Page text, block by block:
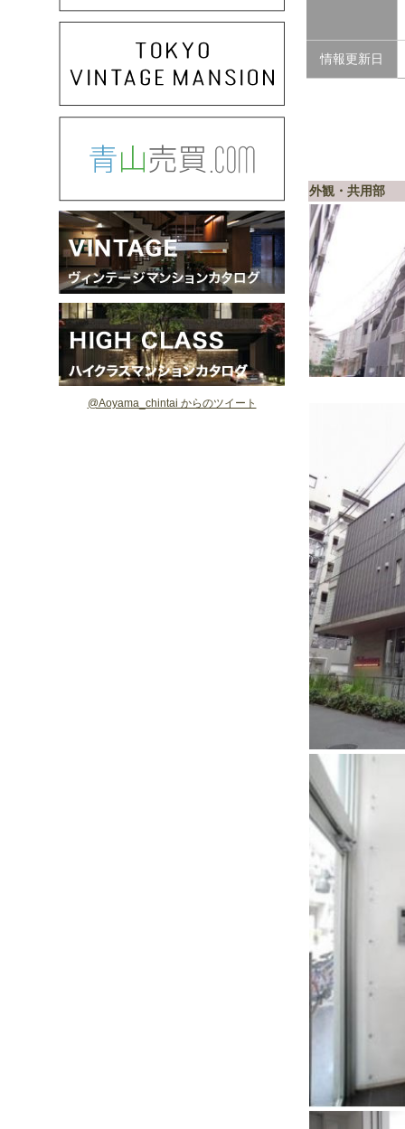
情報更新日
外観・共用部
@Aoyama_chintai からのツイート